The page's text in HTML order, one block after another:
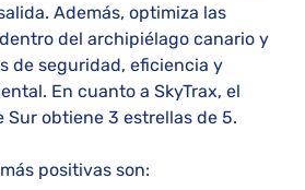
Además, optimiza las
del archipiélago canario y
de seguridad, eficiencia y
En cuanto a SkyTrax, el
Sur obtiene 3 estrellas de 5.
positivas son: